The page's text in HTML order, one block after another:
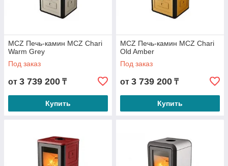
MCZ Печь-камин MCZ Chari
Warm Grey
Под заказ
от 3 739 200 ₸
Купить
MCZ Печь-камин MCZ Chari
Old Amber
Под заказ
от 3 739 200 ₸
Купить